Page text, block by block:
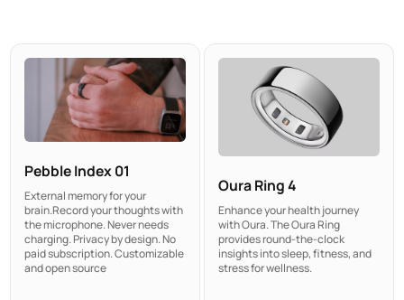
Pebble Index 01
External memory for your
brain.Record your thoughts with
the microphone. Never needs
charging. Privacy by design. No
paid subscription. Customizable
and open source
Oura Ring 4
Enhance your health journey
with Oura. The Oura Ring
provides round-the-clock
insights into sleep, fitness, and
stress for wellness.